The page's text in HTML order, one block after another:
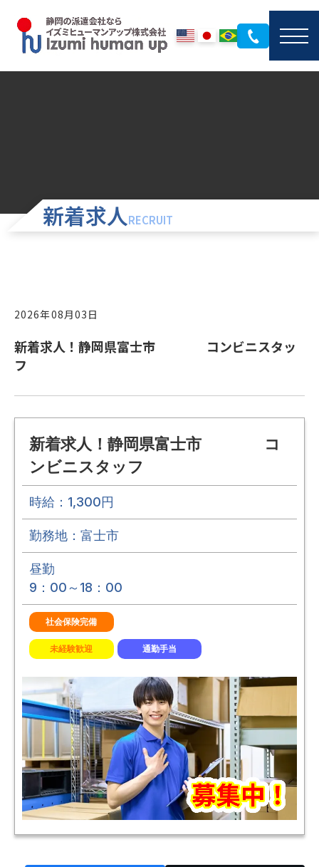
新着求人RECRUIT
2026年08月03日
新着求人！静岡県富士市 コンビニスタッ
フ
新着求人！静岡県富士市 コ
ンビニスタッフ
時給：1,300円
勤務地：富士市
昼勤
9：00～18：00
社会保険完備
未経験歓迎 通勤手当